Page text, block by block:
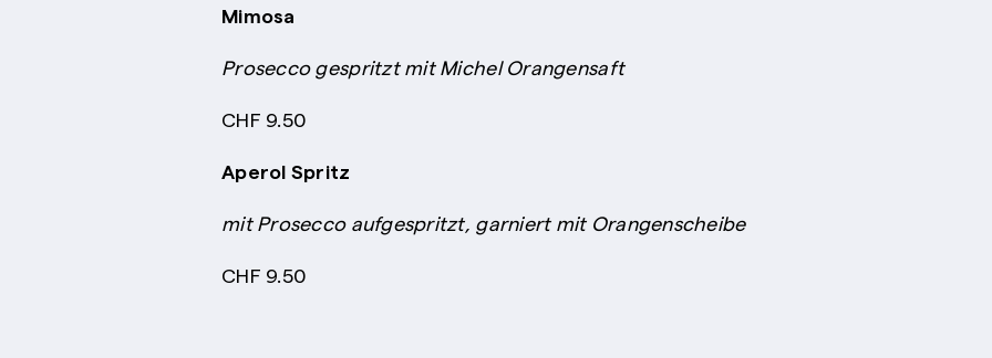
Mimosa
Prosecco gespritzt mit Michel Orangensaft
CHF 9.50
Aperol Spritz
mit Prosecco aufgespritzt, garniert mit Orangenscheibe
CHF 9.50